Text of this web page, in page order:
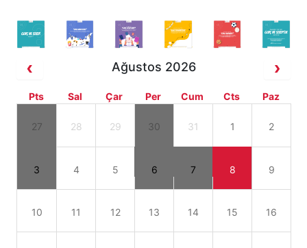
Ağustos 2026
Pts Sal Çar Per Cum Cts Paz
27 28 29 30 31 1 2
3 4 5 6 7 8 9
10 11 12 13 14 15 16